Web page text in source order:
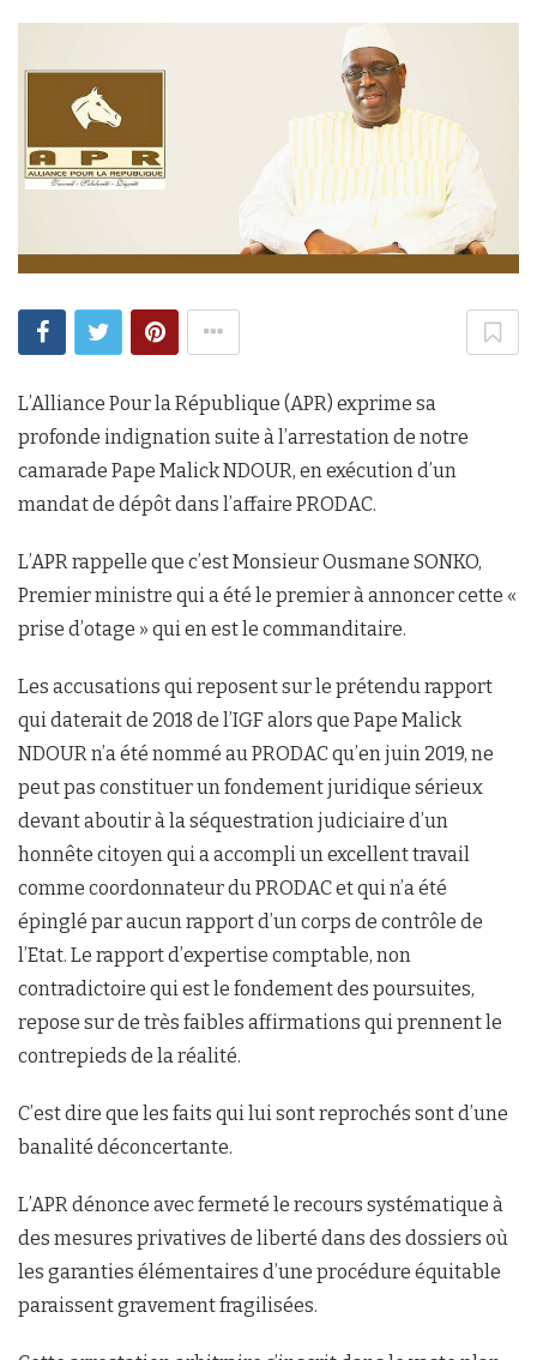
L’Alliance Pour la République (APR) exprime sa
profonde indignation suite à l’arrestation de notre
camarade Pape Malick NDOUR, en exécution d’un
mandat de dépôt dans l’affaire PRODAC.
L’APR rappelle que c’est Monsieur Ousmane SONKO,
Premier ministre qui a été le premier à annoncer cette «
prise d’otage » qui en est le commanditaire.
Les accusations qui reposent sur le prétendu rapport
qui daterait de 2018 de l’IGF alors que Pape Malick
NDOUR n’a été nommé au PRODAC qu’en juin 2019, ne
peut pas constituer un fondement juridique sérieux
devant aboutir à la séquestration judiciaire d’un
honnête citoyen qui a accompli un excellent travail
comme coordonnateur du PRODAC et qui n’a été
épinglé par aucun rapport d’un corps de contrôle de
l’Etat. Le rapport d’expertise comptable, non
contradictoire qui est le fondement des poursuites,
repose sur de très faibles affirmations qui prennent le
contrepieds de la réalité.
C’est dire que les faits qui lui sont reprochés sont d’une
banalité déconcertante.
L’APR dénonce avec fermeté le recours systématique à
des mesures privatives de liberté dans des dossiers où
les garanties élémentaires d’une procédure équitable
paraissent gravement fragilisées.